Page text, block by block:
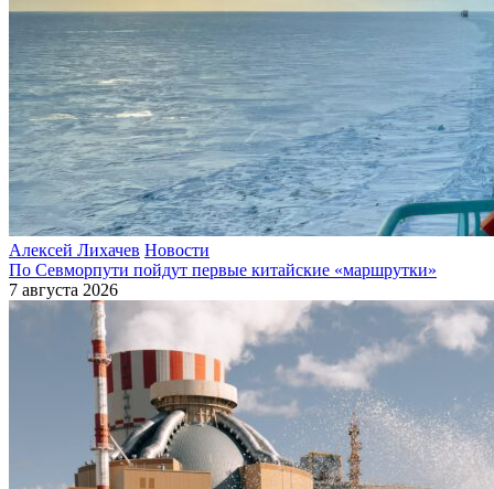
Алексей Лихачев Новости
По Севморпути пойдут первые китайские «маршрутки»
7 августа 2026